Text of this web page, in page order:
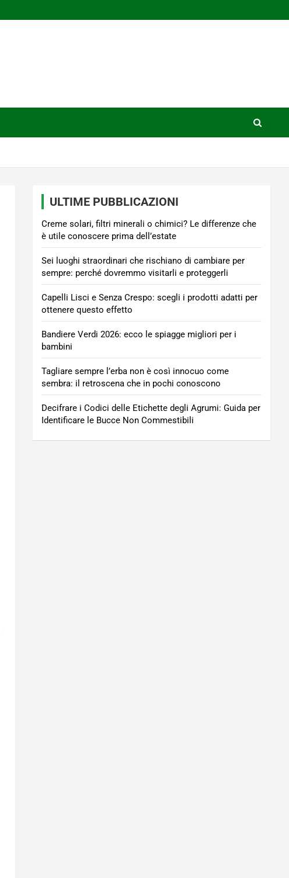
ULTIME PUBBLICAZIONI
Creme solari, filtri minerali o chimici? Le differenze che
è utile conoscere prima dell’estate
Sei luoghi straordinari che rischiano di cambiare per
sempre: perché dovremmo visitarli e proteggerli
Capelli Lisci e Senza Crespo: scegli i prodotti adatti per
ottenere questo effetto
Bandiere Verdi 2026: ecco le spiagge migliori per i
bambini
Tagliare sempre l’erba non è così innocuo come
sembra: il retroscena che in pochi conoscono
Decifrare i Codici delle Etichette degli Agrumi: Guida per
Identificare le Bucce Non Commestibili